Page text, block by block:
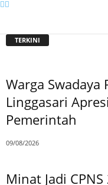
TERKINI
Warga Swadaya
Linggasari
Pemerintah
09/08/2026
Minat Jadi